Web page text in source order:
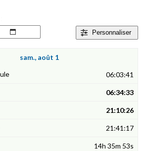
Personnaliser
sam., août 1
06:03:41
06:34:33
21:10:26
21:41:17
14h 35m 53s